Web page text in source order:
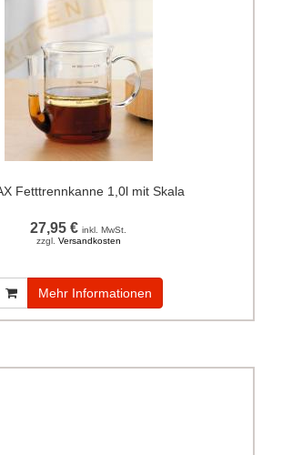
Fetttrennkanne 1,0l mit Skala
27,95 € inkl. MwSt.
zzgl. Versandkosten
Mehr Informationen